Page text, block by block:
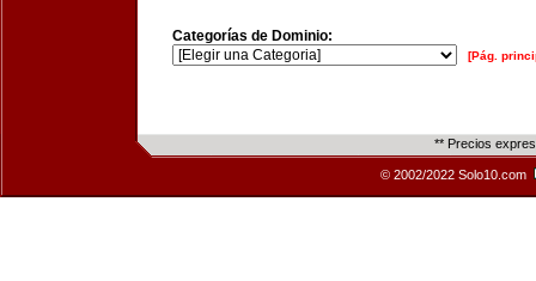
Categorías de Dominio:
[Pág.
** Precios
© 2002/2022 Solo10.com